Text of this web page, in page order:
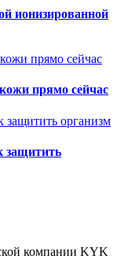
ионизированной
прямо сейчас
защитить
компании KYK